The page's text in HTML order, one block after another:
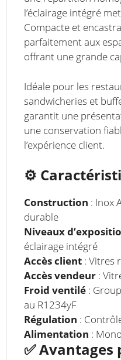
l’éclairage intégré
Compacte et
parfaitement aux
offrant une grande
Idéale pour les
sandwicheries et
garantit une
une conservation
l’expérience client.
⚙️
Construction : Inox
durable
Niveaux
éclairage intégré
Accès client : Vitres
Accès vendeur :
Froid ventilé :
au R1234yF
Régulation :
Alimentation :
✅Avantages